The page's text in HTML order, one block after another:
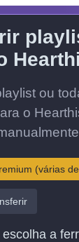
ou
o
(várias
a